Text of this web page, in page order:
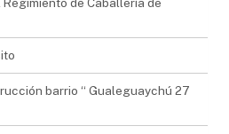
barrio “ Gualeguaychú 27